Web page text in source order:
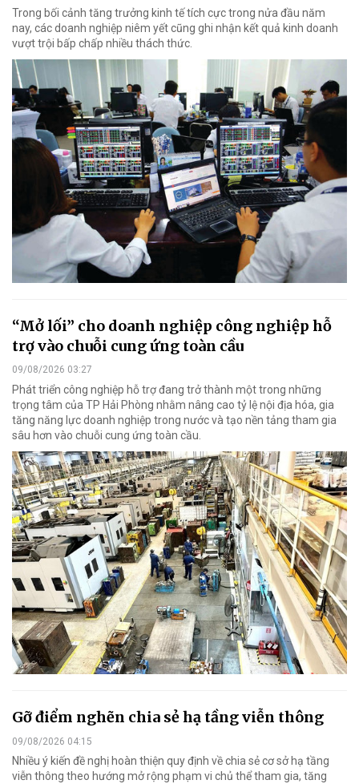
Trong bối cảnh tăng trưởng kinh tế tích cực trong nửa đầu năm
nay, các doanh nghiệp niêm yết cũng ghi nhận kết quả kinh doanh
vượt trội bấp chấp nhiều thách thức.
“Mở lối” cho doanh nghiệp công nghiệp hỗ
trợ vào chuỗi cung ứng toàn cầu
09/08/2026 03:27
Phát triển công nghiệp hỗ trợ đang trở thành một trong những
trọng tâm của TP Hải Phòng nhằm nâng cao tỷ lệ nội địa hóa, gia
tăng năng lực doanh nghiệp trong nước và tạo nền tảng tham gia
sâu hơn vào chuỗi cung ứng toàn cầu.
Gỡ điểm nghẽn chia sẻ hạ tầng viễn thông
09/08/2026 04:15
Nhiều ý kiến đề nghị hoàn thiện quy định về chia sẻ cơ sở hạ tầng
viễn thông theo hướng mở rộng phạm vi chủ thể tham gia, tăng